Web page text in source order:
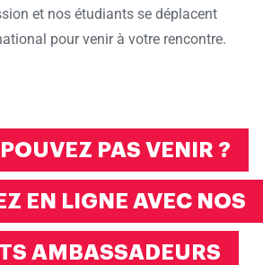
et nos étudiants se déplacent
pour venir à votre rencontre.
PAS VENIR ?
EN LIGNE AVEC NOS
AMBASSADEURS